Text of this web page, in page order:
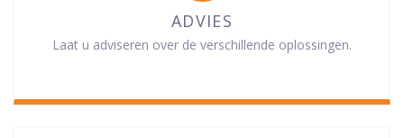
ADVIES
Laat u adviseren over de verschillende oplossingen.